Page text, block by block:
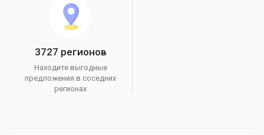
3727 регионов
Находите выгодные
предложения в соседних
регионах